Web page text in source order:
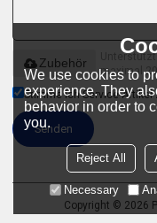
maximal
Zubehör
Stimme ich Service-Artikel
Senden
Copyright © 2026
We use cookies to
experience. They
behavior in order to
you.
Reject All
Necessary